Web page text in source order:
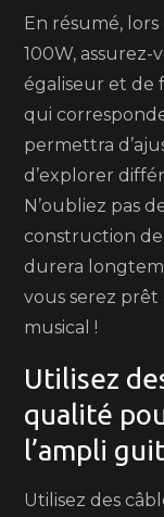
En résumé,
100W, assurez-
égaliseur et de
qui
permettra
d’explorer
N’oubliez pas
construction de
durera
vous serez
musical !
Utilisez
qualité
l’ampli
Utilisez des